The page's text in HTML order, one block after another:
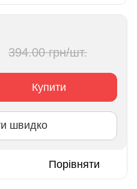
394.00 грн/шт.
Купити
швидко
Порівняти